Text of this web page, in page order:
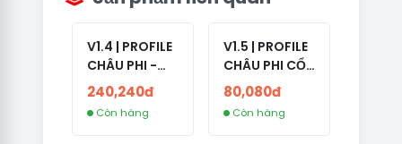
V1.4 | PROFILE
CHÂU PHI -
ETHIOPIA CỔ -
NO 2FA -
RANDOM BẠN
240,240đ
Còn hàng
V1.5 | PROFILE
CHÂU PHI CỔ
- NO 2FA -
LẪN 2024 -
LIVE ADS
80,080đ
Còn hàng